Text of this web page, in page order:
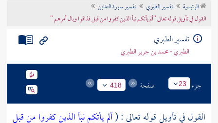
تراجم الأعلام
الرئيسية تفسير الطبري
تفسير سورة التغابن
القول في تأويل قوله تعالى "ألم يأتكم نبأ الذين كفروا من قبل فذاقوا وبال أمرهم "
تفسير الطبري
الطبري - محمد بن جرير الطبري
جزء 23 صفحة 418
القول في تأويل قوله تعالى : (ألم يأتكم نبأ الذين كفروا من قبل